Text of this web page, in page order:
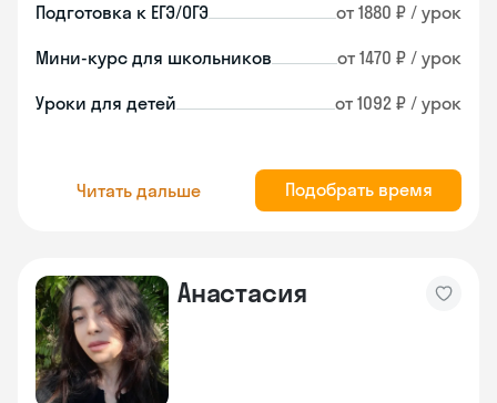
Подготовка к ЕГЭ/ОГЭ от 1880 ₽ / урок
Мини-курс для школьников от 1470 ₽ / урок
Уроки для детей от 1092 ₽ / урок
Читать дальше Подобрать время
Анастасия